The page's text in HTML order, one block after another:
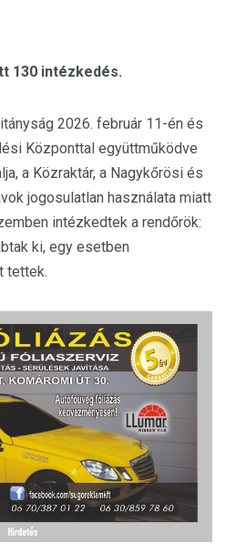
130 intézkedés.
2026. február 11-én és
Központtal együttműködve
a Közraktár, a Nagykőrösi és
jogosulatlan használata miatt
intézkedtek a rendőrök:
ki, egy esetben
tettek.